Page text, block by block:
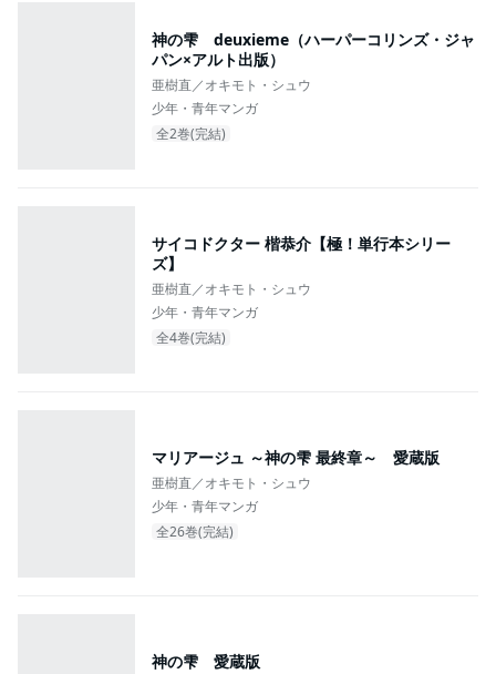
神の雫 deuxieme（ハーパーコリンズ・ジャ
パン×アルト出版）
亜樹直／オキモト・シュウ
少年・青年マンガ
全2巻(完結)
サイコドクター 楷恭介【極！単行本シリー
ズ】
亜樹直／オキモト・シュウ
少年・青年マンガ
全4巻(完結)
マリアージュ ～神の雫 最終章～ 愛蔵版
亜樹直／オキモト・シュウ
少年・青年マンガ
全26巻(完結)
神の雫 愛蔵版